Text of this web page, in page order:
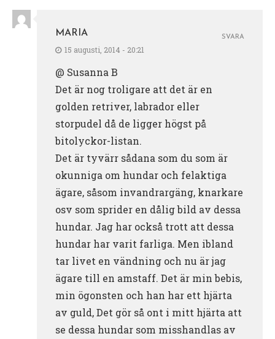
MARIA
15 augusti, 2014 - 20:21
@ Susanna B
Det är nog troligare att det är en
golden retriver, labrador eller
storpudel då de ligger högst på
bitolyckor-listan.
Det är tyvärr sådana som du som är
okunniga om hundar och felaktiga
ägare, såsom invandrargäng, knarkare
osv som sprider en dålig bild av dessa
hundar. Jag har också trott att dessa
hundar har varit farliga. Men ibland
tar livet en vändning och nu är jag
ägare till en amstaff. Det är min bebis,
min ögonsten och han har ett hjärta
av guld, Det gör så ont i mitt hjärta att
se dessa hundar som misshandlas av
SVARA